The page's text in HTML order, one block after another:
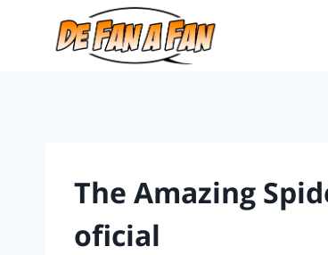
The Amazing
oficial